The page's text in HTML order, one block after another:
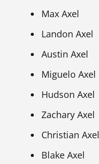
Max Axel
Landon Axel
Austin Axel
Miguelo Axel
Hudson Axel
Zachary Axel
Christian Axel
Blake Axel